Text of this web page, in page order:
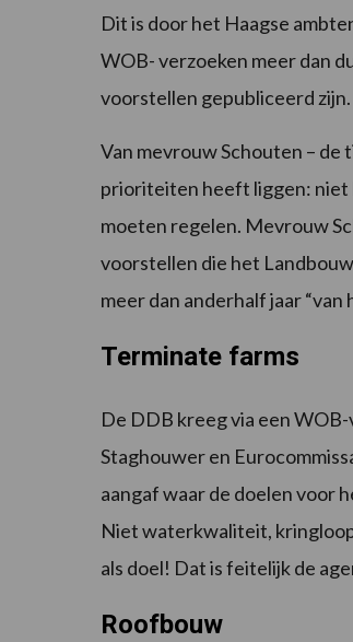
Dit is door het Haagse
WOB- verzoeken meer dan
voorstellen gepubliceerd zijn.
Van mevrouw Schouten – de
prioriteiten heeft liggen: niet
moeten regelen. Mevrouw
voorstellen die het
meer dan anderhalf jaar
Terminate farms
De DDB kreeg via een
Staghouwer en
aangaf waar de doelen voor
Niet waterkwaliteit,
als doel! Dat is feitelijk de
Roofbouw